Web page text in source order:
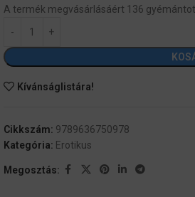
A termék megvásárlásáért 136 gyémántot
Kívánságlistára!
Cikkszám: 9789636750978
Kategória: Erotikus
Megosztás: